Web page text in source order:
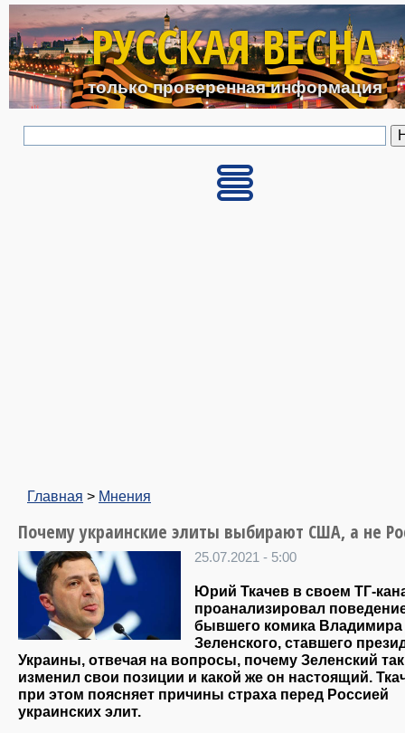
Перейти к основному
РУССКАЯ ВЕСНА
только проверенная информация
Главная > Мнения
Почему украинские элиты выбирают США, а не
25.07.2021 - 5:00
Юрий Ткачев в своем ТГ-
проанализировал
бывшего комика Владимира
Зеленского, ставшего
Украины, отвечая на вопросы, почему Зеленский так
изменил свои позиции и какой же он настоящий.
при этом поясняет причины страха перед Россией
украинских элит.